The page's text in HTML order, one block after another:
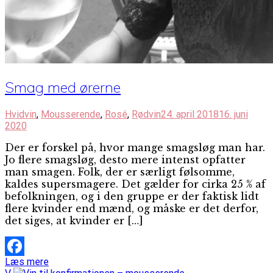
Smag med ørerne
Hvidvin, Mousserende, Rosé, Rødvin24. april 201816. juni
2020
Der er forskel på, hvor mange smagsløg man har.
Jo flere smagsløg, desto mere intenst opfatter
man smagen. Folk, der er særligt følsomme,
kaldes supersmagere. Det gælder for cirka 25 % af
befolkningen, og i den gruppe er der faktisk lidt
flere kvinder end mænd, og måske er det derfor,
det siges, at kvinder er […]
Facebook
Læs mere